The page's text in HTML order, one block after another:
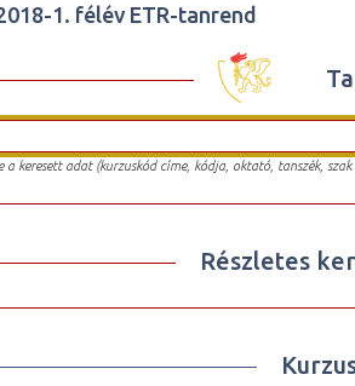
1. félév ETR-tanrend
a keresett adat (kurzuskód címe, kódja, oktató, tanszék,
Részletes